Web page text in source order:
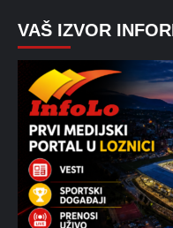
VAŠ IZVOR